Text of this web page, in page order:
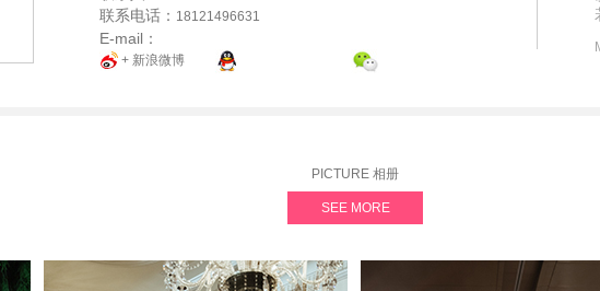
联系电话： 18121496631
E-mail：
+ 新浪微博
PICTURE 相册
SEE MORE